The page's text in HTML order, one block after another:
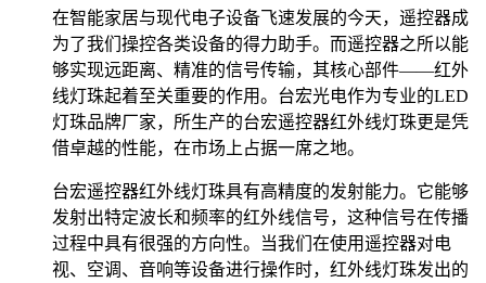
在智能家居与现代电子设备飞速发展的今天，遥控器成
为了我们操控各类设备的得力助手。而遥控器之所以能
够实现远距离、精准的信号传输，其核心部件——红外
线灯珠起着至关重要的作用。台宏光电作为专业的LED
灯珠品牌厂家，所生产的台宏遥控器红外线灯珠更是凭
借卓越的性能，在市场上占据一席之地。
台宏遥控器红外线灯珠具有高精度的发射能力。它能够
发射出特定波长和频率的红外线信号，这种信号在传播
过程中具有很强的方向性。当我们在使用遥控器对电
视、空调、音响等设备进行操作时，红外线灯珠发出的